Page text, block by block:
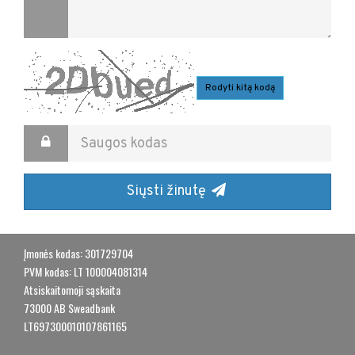
Rodyti kitą kodą
Siųsti žinutę
​Įmonės kodas: 301729704
​PVM kodas: LT 100004081314
​Atsiskaitomoji sąskaita
​73000 AB Sweadbank
​LT697300010107861165